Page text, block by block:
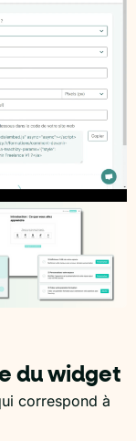
du widget
correspond à